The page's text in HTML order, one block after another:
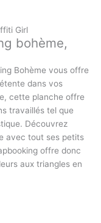
Girl
bohème,
Bohème vous offre
dans vos
cette planche offre
travaillés tel que
Découvrez
avec tout ses petits
offre donc
aux triangles en